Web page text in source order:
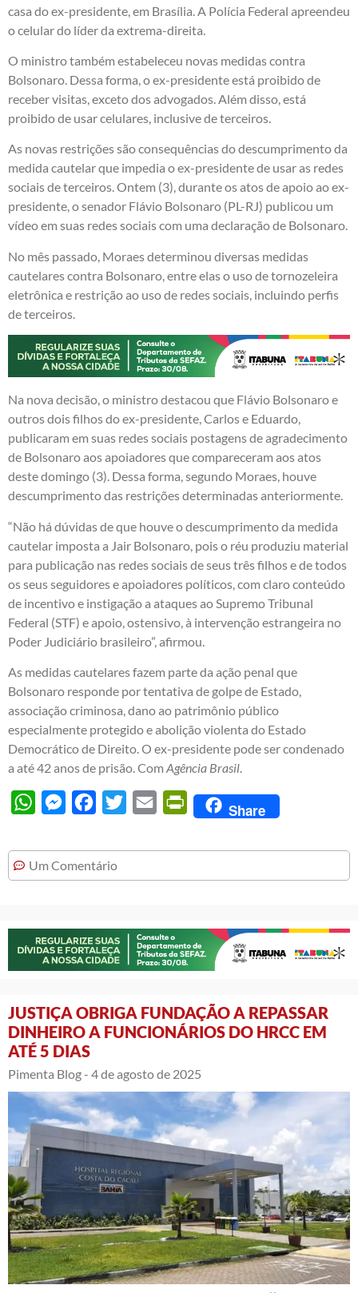
casa do ex-presidente, em Brasília. A Polícia Federal apreendeu
o celular do líder da extrema-direita.
O ministro também estabeleceu novas medidas contra
Bolsonaro. Dessa forma, o ex-presidente está proibido de
receber visitas, exceto dos advogados. Além disso, está
proibido de usar celulares, inclusive de terceiros.
As novas restrições são consequências do descumprimento da
medida cautelar que impedia o ex-presidente de usar as redes
sociais de terceiros. Ontem (3), durante os atos de apoio ao ex-
presidente, o senador Flávio Bolsonaro (PL-RJ) publicou um
vídeo em suas redes sociais com uma declaração de Bolsonaro.
No mês passado, Moraes determinou diversas medidas
cautelares contra Bolsonaro, entre elas o uso de tornozeleira
eletrônica e restrição ao uso de redes sociais, incluindo perfis
de terceiros.
Na nova decisão, o ministro destacou que Flávio Bolsonaro e
outros dois filhos do ex-presidente, Carlos e Eduardo,
publicaram em suas redes sociais postagens de agradecimento
de Bolsonaro aos apoiadores que compareceram aos atos
deste domingo (3). Dessa forma, segundo Moraes, houve
descumprimento das restrições determinadas anteriormente.
“Não há dúvidas de que houve o descumprimento da medida
cautelar imposta a Jair Bolsonaro, pois o réu produziu material
para publicação nas redes sociais de seus três filhos e de todos
os seus seguidores e apoiadores políticos, com claro conteúdo
de incentivo e instigação a ataques ao Supremo Tribunal
Federal (STF) e apoio, ostensivo, à intervenção estrangeira no
Poder Judiciário brasileiro”, afirmou.
As medidas cautelares fazem parte da ação penal que
Bolsonaro responde por tentativa de golpe de Estado,
associação criminosa, dano ao patrimônio público
especialmente protegido e abolição violenta do Estado
Democrático de Direito. O ex-presidente pode ser condenado
a até 42 anos de prisão. Com Agência Brasil.
WhatsAppMessengerFacebook
Twitter Email PrintFriendly
Share
Um Comentário
JUSTIÇA OBRIGA FUNDAÇÃO A REPASSAR
DINHEIRO A FUNCIONÁRIOS DO HRCC EM
ATÉ 5 DIAS
Pimenta Blog - 4 de agosto de 2025